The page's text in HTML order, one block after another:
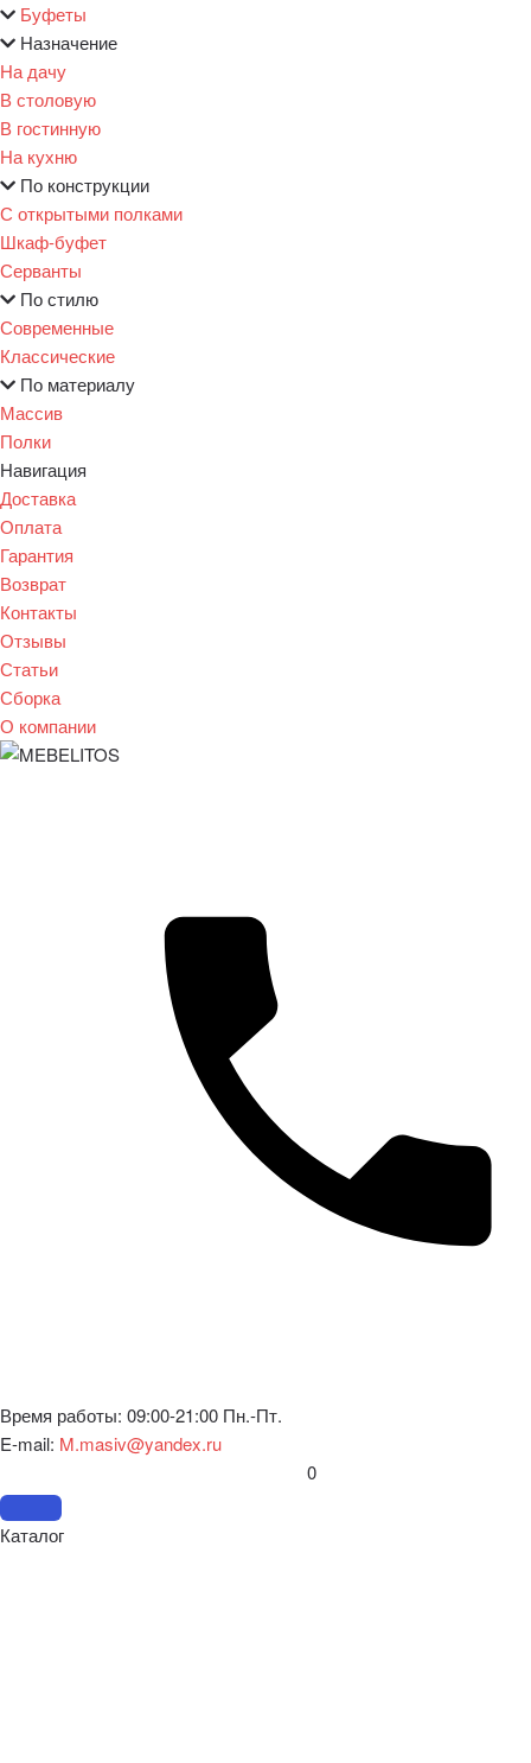
Буфеты
Назначение
На дачу
В столовую
В гостинную
На кухню
По конструкции
С открытыми полками
Шкаф-буфет
Серванты
По стилю
Современные
Классические
По материалу
Массив
Полки
Навигация
Доставка
Оплата
Гарантия
Возврат
Контакты
Отзывы
Статьи
Сборка
О компании
Время работы: 09:00-21:00 Пн.-Пт.
E-mail: M.masiv@yandex.ru
0
Каталог